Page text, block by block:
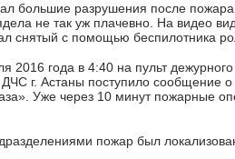
большие разрушения после
не так уж плачевно. На видео
снятый с помощью беспилотника
2016 года в 4:40 на пульт
г. Астаны поступило сообщение
Уже через 10 минут пожарные
пожар был